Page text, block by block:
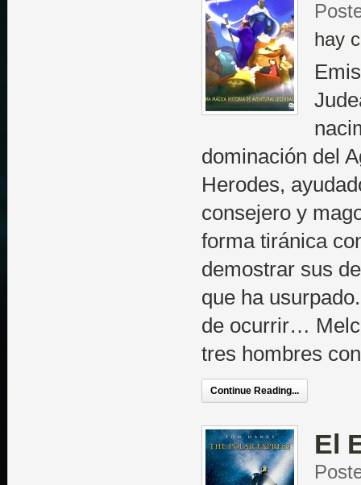
hay
dominación del
Herodes,
consejero y
forma tiránica
demostrar sus
que ha
de ocurrir…
tres hombres
Continue Reading...
El